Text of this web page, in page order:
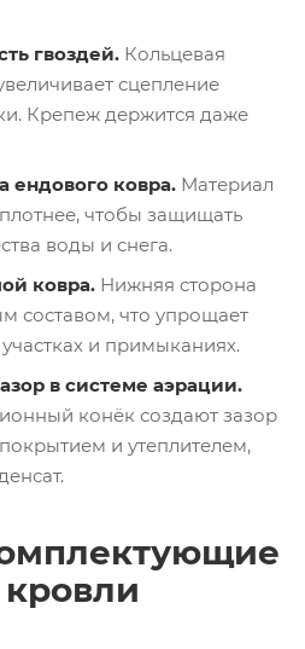
гвоздей. Кольцевая
сцепление
Крепеж держится даже
ендового ковра. Материал
чтобы защищать
воды и снега.
ковра. Нижняя сторона
составом, что упрощает
и примыканиях.
в системе аэрации.
конёк создают зазор
и утеплителем,